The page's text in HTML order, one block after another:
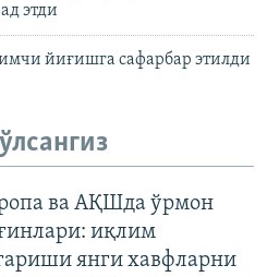
этди
йиғишга сафарбар этилди
ва АҚШда ўрмон
иқлим
янги хавфларни